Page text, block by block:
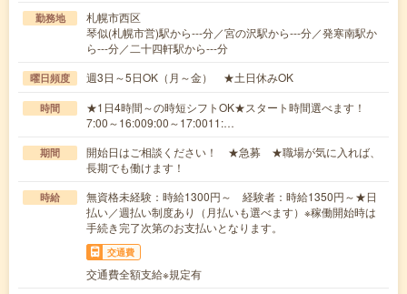
勤務地
札幌市西区
琴似(札幌市営)駅から---分／宮の沢駅から---分／発寒南駅か
ら---分／二十四軒駅から---分
曜日頻度 週3日～5日OK（月～金） ★土日休みOK
時間
★1日4時間～の時短シフトOK★スタート時間選べます！
7:00～16:009:00～17:0011:…
期間
開始日はご相談ください！ ★急募 ★職場が気に入れば、
長期でも働けます！
時給
無資格未経験：時給1300円～ 経験者：時給1350円～★日
払い／週払い制度あり（月払いも選べます）※稼働開始時は
手続き完了次第のお支払いとなります。
交通費
交通費全額支給※規定有